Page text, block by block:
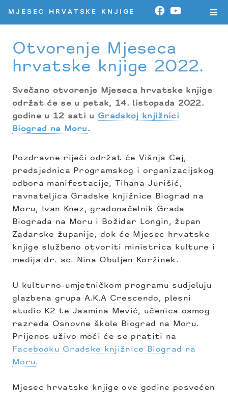
MJESEC HRVATSKE KNJIGE
Otvorenje Mjeseca
hrvatske knjige 2022.
Svečano otvorenje Mjeseca hrvatske knjige
održat će se u petak, 14. listopada 2022.
godine u 12 sati u Gradskoj knjižnici
Biograd na Moru.
Pozdravne riječi održat će Višnja Cej,
predsjednica Programskog i organizacijskog
odbora manifestacije, Tihana Jurišić,
ravnateljica Gradske knjižnice Biograd na
Moru, Ivan Knez, gradonačelnik Grada
Biograda na Moru i Božidar Longin, župan
Zadarske županije, dok će Mjesec hrvatske
knjige službeno otvoriti ministrica kulture i
medija dr. sc. Nina Obuljen Koržinek.
U kulturno-umjetničkom programu sudjeluju
glazbena grupa A.K.A Crescendo, plesni
studio K2 te Jasmina Mević, učenica osmog
razreda Osnovne škole Biograd na Moru.
Prijenos uživo moći će se pratiti na
Facebooku Gradske knjižnice Biograd na
Moru.
Mjesec hrvatske knjige ove godine posvećen